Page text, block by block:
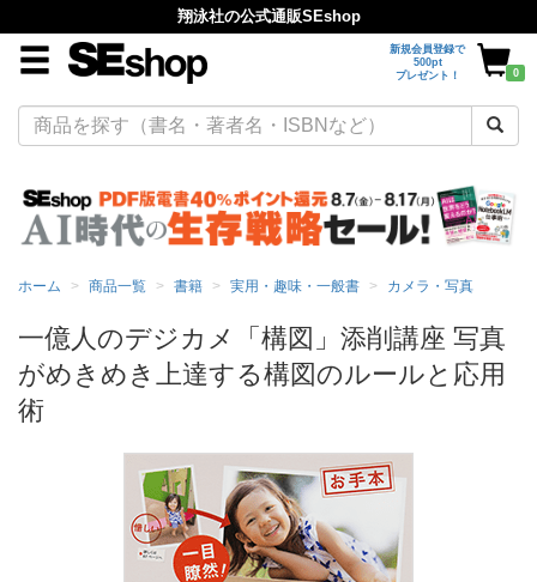
翔泳社の公式通販SEshop
新規会員登録で
500pt
プレゼント！
0
ホーム 商品一覧 書籍 実用・趣味・一般書 カメラ・写真
一億人のデジカメ「構図」添削講座 写真
がめきめき上達する構図のルールと応用
術